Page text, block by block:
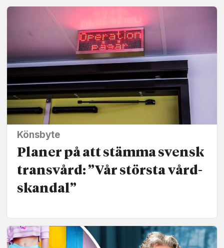
Könsbyte
Planer på att stämma svensk
transvård: ”Vår största vård­
skandal”